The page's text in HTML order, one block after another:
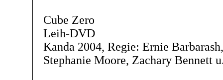
Cube Zero
Leih-DVD
Kanda 2004, Regie: Ernie
Stephanie Moore, Zachary Bennett